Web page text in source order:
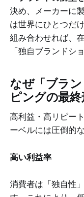
決め、メーカーに
は世界にひとつだ
組み合わせれば、
「独自ブランドシ
なぜ「ブラ
ピングの最
高利益・高リピー
ーベルには圧倒的
高い利益率
消費者は「独自性